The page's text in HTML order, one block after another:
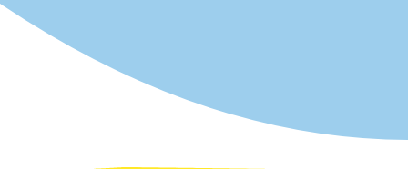
משפחות המתכננים לרכוש רכב חדש – הגעתם למקום הנכון ובזמן
הנכון. נקודה. פורטל ההלוואות אשראי מהיר הוא המקום שבו תעשו
את המעבר בין חלום למציאות. ומלבד לאפשרות בהגשת בקשה,
תוכלו ליהנות ממאגר רחב של מאמרים ומידע בתחום.
אנו מזמינים אתכם להיעזר במידע הרב המוגש בפניכם, במחשבון
ההלוואות המתקדם שלנו, ולמלא פרטיכם ללא כל עלות ודיחוי.